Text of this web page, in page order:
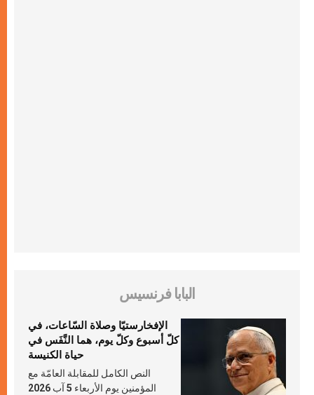
البابا فرنسيس
الإفخارستيّا وصلاة السّاعات، في
كلّ أسبوع وكلّ يوم، هما النَّفَس في
حياة الكنيسة
النص الكامل للمقابلة العامّة مع
المؤمنين يوم الأربعاء 5 آب 2026